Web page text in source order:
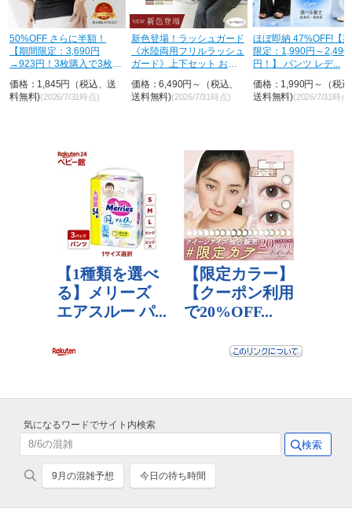
50%OFF さらに半額！
【期間限定：3,690円
→923円！3枚購入で3枚目
価格：1,845円（税込、送
料無料)(2026/7/31時点)
新色登場！ラッシュガード
《水陸両用フリルラッシュ
ガード》上下セット おし
価格：6,490円～（税込、
送料無料)(2026/7/31時点)
ほぼ即納 47%OFF!【
限定：1,990円～2,490
円！】 パンツ レデ...
価格：1,990円～（税
送料無料)(2026/7/31時点)
気になるワードでサイト内検索
9月の混雑予想 今日の待ち時間